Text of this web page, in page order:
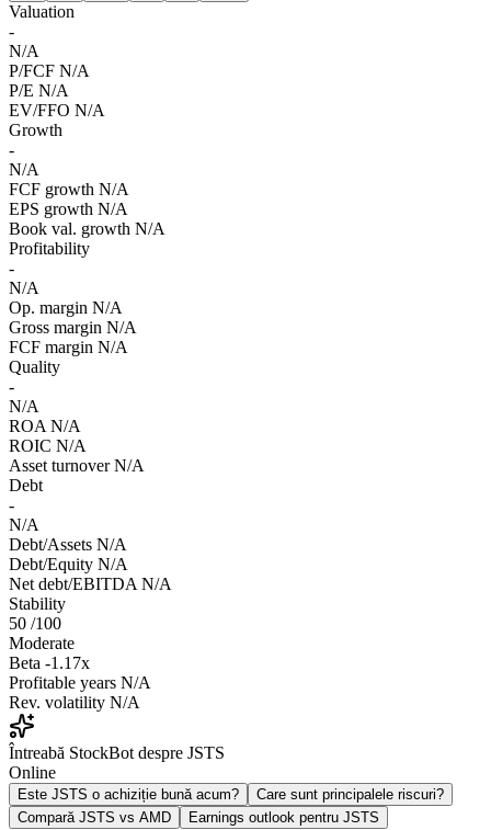
Valuation
-
N/A
P/FCF N/A
P/E N/A
EV/FFO N/A
Growth
-
N/A
FCF growth N/A
EPS growth N/A
Book val. growth N/A
Profitability
-
N/A
Op. margin N/A
Gross margin N/A
FCF margin N/A
Quality
-
N/A
ROA N/A
ROIC N/A
Asset turnover N/A
Debt
-
N/A
Debt/Assets N/A
Debt/Equity N/A
Net debt/EBITDA N/A
Stability
50 /100
Moderate
Beta -1.17x
Profitable years N/A
Rev. volatility N/A
Întreabă StockBot despre JSTS
Online
Este JSTS o achiziție bună acum?
Care sunt principalele riscuri?
Compară JSTS vs AMD
Earnings outlook pentru JSTS